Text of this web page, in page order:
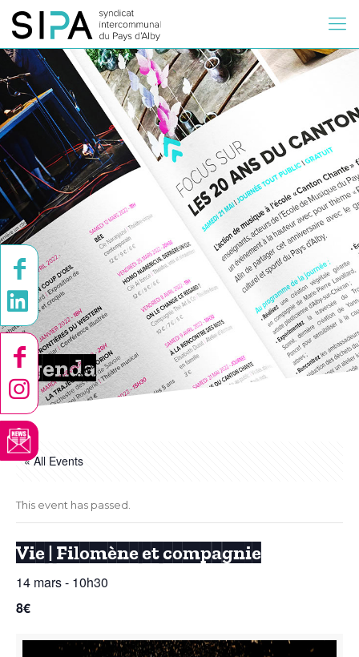
Agenda
« All Events
This event has passed.
Vie | Filomène et compagnie
14 mars - 10h30
8€